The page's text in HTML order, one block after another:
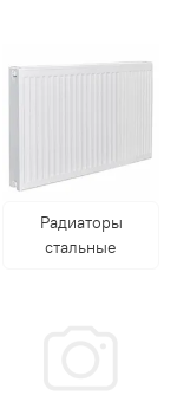
Радиаторы
стальные